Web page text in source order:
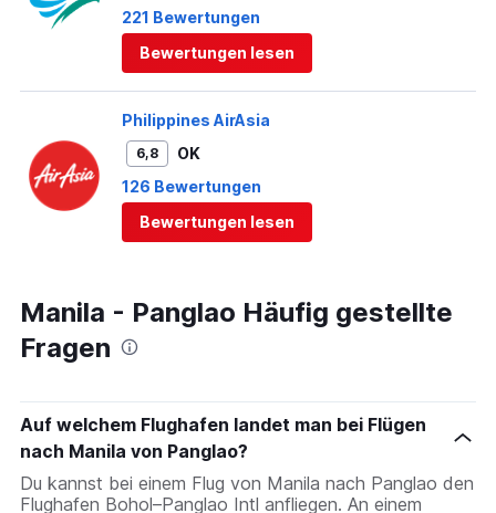
221 Bewertungen
Bewertungen lesen
Philippines AirAsia
6,8
OK
126 Bewertungen
Bewertungen lesen
Manila - Panglao Häufig gestellte
Fragen
Auf welchem Flughafen landet man bei Flügen
nach Manila von Panglao?
Du kannst bei einem Flug von Manila nach Panglao den
Flughafen Bohol–Panglao Intl anfliegen. An einem